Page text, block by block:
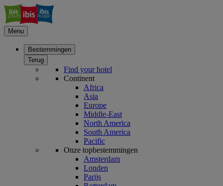
Menu
Bestemmingen
Terug
Find your hotel
Continent
Africa
Asia
Europe
Middle-East
North America
South America
Pacific
Onze topbestemmingen
Amsterdam
Londen
Parijs